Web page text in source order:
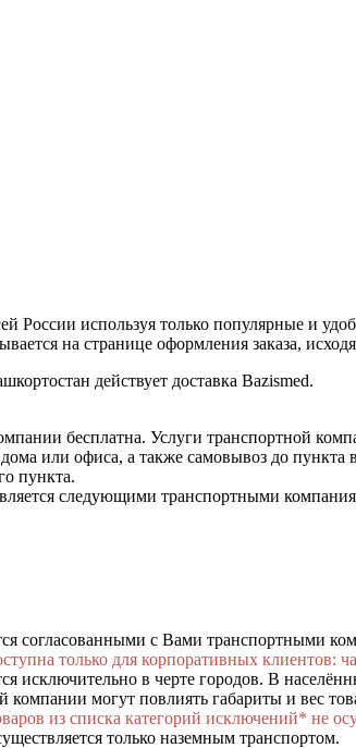
России используя только популярные и
на странице оформления заказа,
действует доставка Bazismed.
бесплатна. Услуги транспортной
или офиса, а также самовывоз до пункта
пункта.
следующими транспортными
согласованными с Вами транспортными
только для корпоративных
исключительно в черте городов. В
компании могут повлиять габариты и вес
из списка категорий исключений* не
только наземным транспортом.